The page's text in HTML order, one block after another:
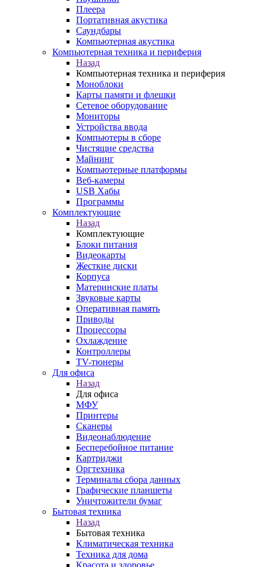
Плеера
Портативная акустика
Саундбары
Компьютерная акустика
Компьютерная техника и периферия
Назад
Компьютерная техника и периферия
Моноблоки
Карты памяти и флешки
Сетевое оборудование
Мониторы
Устройства ввода
Компьютеры в сборе
Чистящие средства
Майнинг
Компьютерные платформы
Веб-камеры
USB Хабы
Программы
Комплектующие
Назад
Комплектующие
Блоки питания
Видеокарты
Жесткие диски
Корпуса
Материнские платы
Звуковые карты
Оперативная память
Приводы
Процессоры
Охлаждение
Контроллеры
TV-тюнеры
Для офиса
Назад
Для офиса
МФУ
Принтеры
Сканеры
Видеонаблюдение
Бесперебойное питание
Картриджи
Оргтехника
Терминалы сбора данных
Графические планшеты
Уничтожители бумаг
Бытовая техника
Назад
Бытовая техника
Климатическая техника
Техника для дома
Красота и здоровье